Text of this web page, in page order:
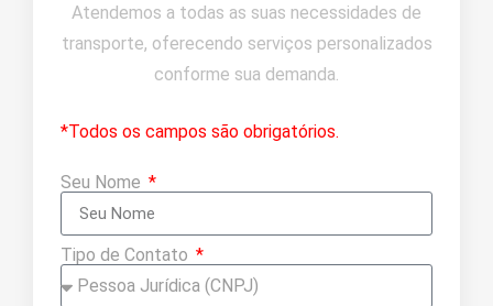
Atendemos a todas as suas necessidades de
transporte, oferecendo serviços personalizados
conforme sua demanda.
*Todos os campos são obrigatórios.
Seu Nome
Tipo de Contato